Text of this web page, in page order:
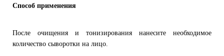
Способ применения
После очищения и тонизирования нанесите необходимое
количество сыворотки на лицо.